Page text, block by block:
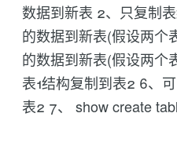
数据到新表 2、只复制
的数据到新表(假设两个
的数据到新表(假设两个
表1结构复制到表2 6、
表2 7、 show create